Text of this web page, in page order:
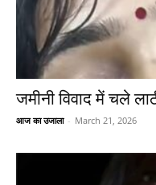
जमीनी विवाद में चले
आज का उजाला - March 21, 2026